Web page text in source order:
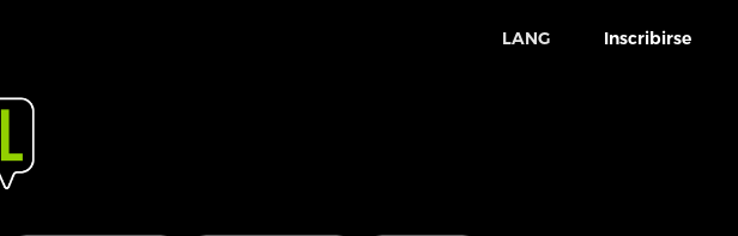
LANG Inscribirse